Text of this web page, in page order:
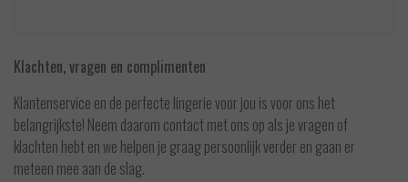
Klachten, vragen en complimenten
Klantenservice en de perfecte lingerie voor jou is voor ons het
belangrijkste! Neem daarom contact met ons op als je vragen of
klachten hebt en we helpen je graag persoonlijk verder en gaan er
meteen mee aan de slag.